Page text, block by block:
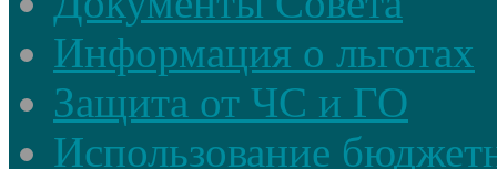
Информация о льготах
Защита от ЧС и ГО
Использование